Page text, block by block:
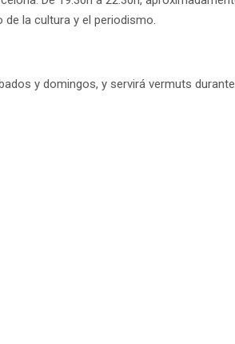
la cultura y el periodismo.
y domingos, y servirá vermuts